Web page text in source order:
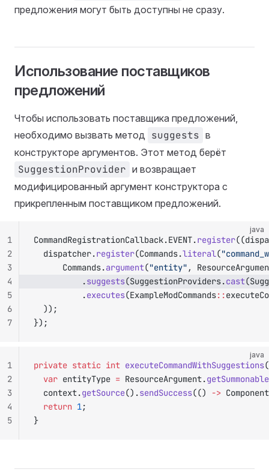
предложения могут быть доступны не сразу.
Использование поставщиков
предложений
Чтобы использовать поставщика предложений,
необходимо вызвать метод suggests в
конструкторе аргументов. Этот метод берёт
SuggestionProvider и возвращает
модифицированный аргумент конструктора с
прикрепленным поставщиком предложений.
java
CommandRegistrationCallback.EVENT.register
	dispatcher.
register(Commands.literal(
			Commands.
argument("entity" ,
					.
suggests(SuggestionProviders.cast
					.
executes(ExampleModCommands::
	));
});
1
2
3
4
5
6
7
java
private static int executeCommandWithSuggestions
	var
entityType = ResourceArgument.
	context.
getSource().sendSuccess(() ->
	return
1;
}
1
2
3
4
5